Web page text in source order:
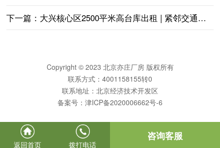
下一篇： 大兴核心区2500平米高台库出租 | 紧邻交通枢纽，仓储物流优选！
Copyright © 2023 北京亦庄厂房 版权所有
联系方式：4001158155转0
联系地址：北京经济技术开发区
备案号： 津ICP备2020006662号-6
返回首页 拨打电话
咨询客服